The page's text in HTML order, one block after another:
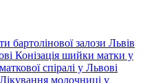
бартолінової залози Львів
Конізація шийки матки у
спіралі у Львові
Лікування молочниці у